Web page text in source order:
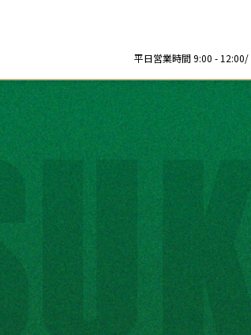
平日営業時間 9:00 -